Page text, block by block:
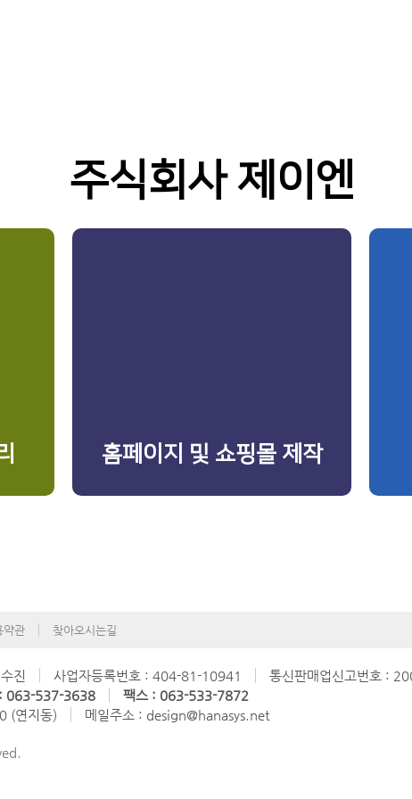
주식회사 제이엔
홈페이지 및 쇼핑몰 제작
약관 찾아오시는길
진 사업자등록번호 : 404-81-10941 통신판매업신고번호 :
063-537-3638
팩스 : 063-533-7872
(연지동)
메일주소 : design@hanasys.net